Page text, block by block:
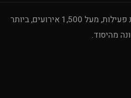
— פעיל מאז 2010, עם 16 שנות פעילות, מעל 1,500 אירועים, ביותר